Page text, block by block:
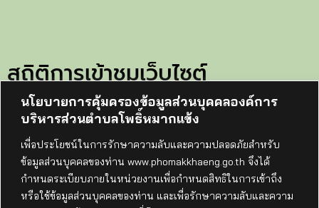
นโยบายการคุ้มครองข้อมูลส่วนบุคคลองค์การ
บริหารส่วนตำบลโพธิ์หมากแข้ง
เพื่อประโยชน์ในการรักษาความลับและความปลอดภัยสำหรับ
ข้อมูลส่วนบุคคลของท่าน www.phomakkhaeng.go.th จึงได้
กำหนดระเบียบภายในหน่วยงานเพื่อกำหนดสิทธิในการเข้าถึง
หรือใช้ข้อมูลส่วนบุคคลของท่าน และเพื่อรักษาความลับและความ
สถิติการเข้าชมเว็บไซต์
105699
ทั้งหมด:
วันนี้:
เมื่อวาน:
เดือนนี้:
14-กรกฎาคม-68
เริ่มนับ: